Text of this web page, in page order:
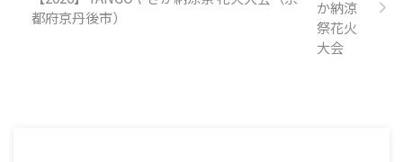
都府京丹後市）